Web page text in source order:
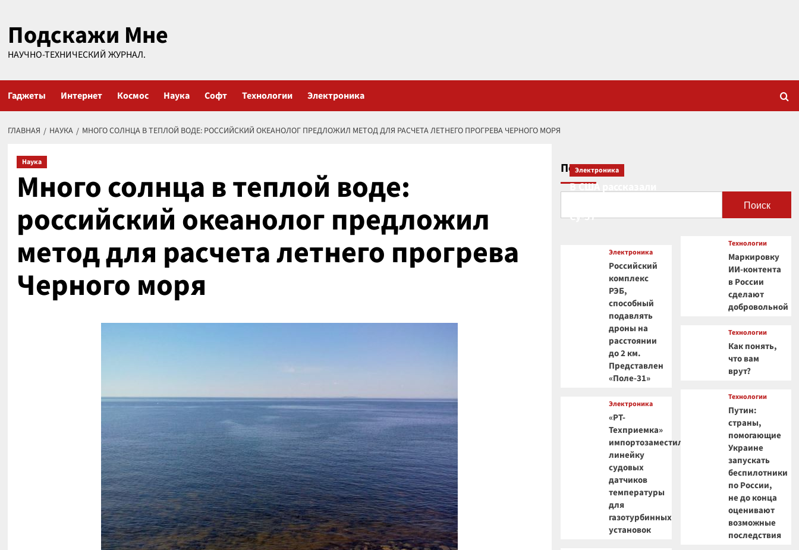
содержимому
Подскажи Мне
НАУЧНО-ТЕХНИЧЕСКИЙ ЖУРНАЛ.
Гаджеты Интернет Космос Наука Софт Технологии Электроника
ГЛАВНАЯ НАУКА МНОГО СОЛНЦА В ТЕПЛОЙ ВОДЕ: РОССИЙСКИЙ ОКЕАНОЛОГ ПРЕДЛОЖИЛ МЕТОД ДЛЯ РАСЧЕТА ЛЕТНЕГО ПРОГРЕВА ЧЕРНОГО МОРЯ
Наука
Много солнца в теплой воде:
российский океанолог предложил
метод для расчета летнего прогрева
Черного моря
Поиск
Поиск
Электроника
В США рассказали
Су-57
Электроника
Российский
комплекс
РЭБ,
способный
подавлять
дроны на
расстоянии
до 2 км.
Представлен
«Поле-31»
Электроника
«РТ-
Техприемка»
импортозаместила
линейку
судовых
датчиков
температуры
для
газотурбинных
установок
Технологии
Маркировку
ИИ-контента
в России
сделают
добровольной
Технологии
Как понять,
что вам
врут?
Технологии
Путин:
страны,
помогающие
Украине
запускать
беспилотники
по России,
не до конца
оценивают
возможные
последствия